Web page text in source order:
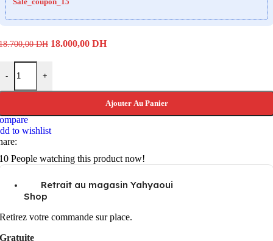
DH Le
18.000,00 DHLe
-
de Sigma 14-24mm f2.8 DG DN Art monture Sony E
+
Ajouter Au Panier
to wishlist
People watching this product now!
Retrait au magasin Yahyaoui
Shop
Retirez votre commande sur place.
Gratuite